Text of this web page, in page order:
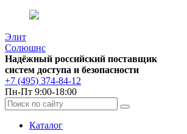
Элит
Солюшнс
Надёжный российский поставщик
систем доступа и безопасности
+7 (495) 374-84-12
Пн-Пт 9:00-18:00
Каталог